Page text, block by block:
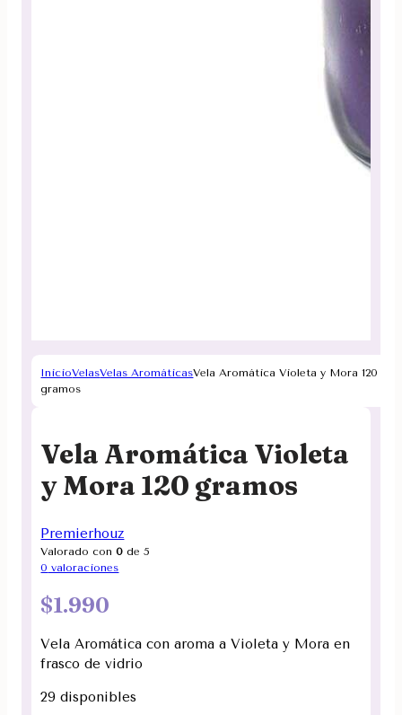
InicioVelasVelas AromáticasVela Aromática Violeta y Mora 120
gramos
Vela Aromática Violeta
y Mora 120 gramos
Premierhouz
Valorado con0 de 5
0 valoraciones
$1.990
Vela Aromática con aroma a Violeta y Mora en
frasco de vidrio
29 disponibles